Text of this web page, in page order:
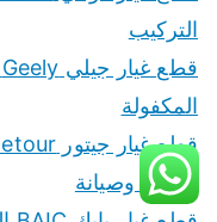
التركيب
المكفولة
تركيب وصيانة